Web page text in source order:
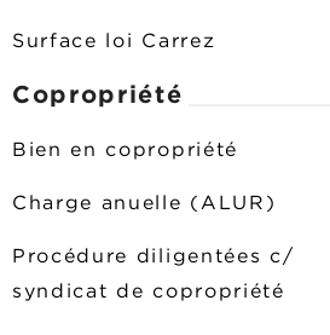
Surface loi Carrez
Copropriété
Bien en copropriété
Charge anuelle (ALUR)
Procédure diligentées c/
syndicat de copropriété